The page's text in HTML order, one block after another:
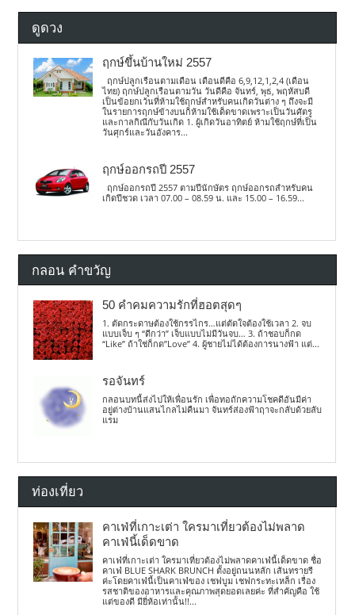
ดูดวง
ฤกษ์ขึ้นบ้านใหม่ 2557
ฤกษ์ปลูกเรือนตามเดือน เดือนดีคือ 6,9,12,1,2,4 (เดือน
ไทย) ฤกษ์ปลูกเรือนตามวัน วันดีคือ จันทร์, พุธ, พฤหัสบดี
เป็นข้อยกเว้นที่ห้ามใช้ฤกษ์สำหรับคนเกิดวันต่าง ๆ ถึงจะมี
ในรายการฤกษ์ข้างบนก็ห้ามใช้เด็ดขาดเพราะเป็นวันศัตรู
และกาลกิณีกับวันเกิด 1. ผู้เกิดวันอาทิตย์ ห้ามใช้ฤกษ์ที่เป็น
วันศุกร์และวันอังคาร...
ฤกษ์ออกรถปี 2557
ฤกษ์ออกรถปี 2557 ตามปีนักษัตร ฤกษ์ออกรถสำหรับคน
เกิดปีชวด เวลา 07.00 – 08.59 น. และ 15.00 – 16.59...
กลอน คำขวัญ
50 คำคมความรักที่ฮอตสุดๆ
1. ตัดกระดาษต้องใช้กรรไกร…แต่ตัดใจต้องใช้เวลา 2. จบ
แบบเจ็บ ๆ “ดีกว่า” เจ็บแบบไม่มีวันจบ… 3. ถ้าชอบก็กด
“Like” ถ้าใช่ก็กด”Love” 4. ผู้ชายไม่ได้ต้องการนางฟ้า แต่...
รอจันทร์
กลอนบทนี้ส่งไปให้เพื่อนรัก เพื่อทอถักความโชคดีอันมีค่า
อยู่ต่างบ้านแสนไกลไม่คืนมา จันทร์ส่องฟ้าฤาจะกลับด้วยลับ
แรม
ท่องเที่ยว
คาเฟ่ที่เกาะเต่า ใครมาเที่ยวต้องไม่พลาด
คาเฟ่นี้เด็ดขาด
คาเฟ่ที่เกาะเต่า ใครมาเที่ยวต้องไม่พลาดคาเฟ่นี้เด็ดขาด ชื่อ
คาเฟ่ BLUE SHARK BRUNCH ตั้งอยู่ถนนหลัก เส้นทรายรี
ค่ะโดยคาเฟ่นี้เป็นคาเฟ่ของ เชฟบูม เชฟกระทะเหล็ก เรื่อง
รสชาติของอาหารและคุณภาพสุดยอดเลยค่ะ ที่สำคัญคือ ใช้
แต่ของดี มียี่ห้อเท่านั้น!!...